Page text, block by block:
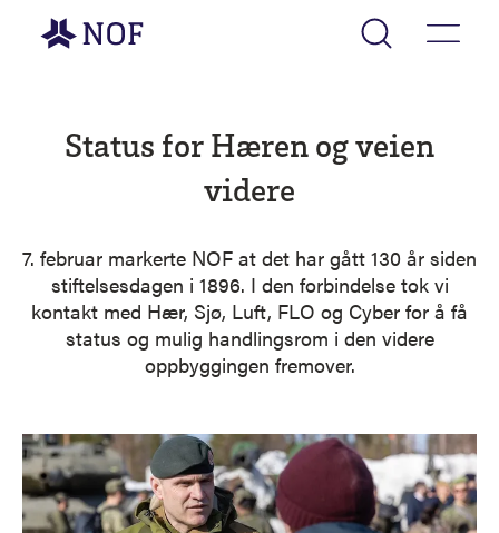
Gå til forsiden
Status for Hæren og veien
videre
7. februar markerte NOF at det har gått 130 år siden
stiftelsesdagen i 1896. I den forbindelse tok vi
kontakt med Hær, Sjø, Luft, FLO og Cyber for å få
status og mulig handlingsrom i den videre
oppbyggingen fremover.